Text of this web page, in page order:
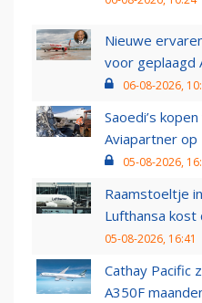
Nieuwe
voor geplaagd
06-08-2026,
Saoedi’s
Aviapartner op
05-08-2026,
Raamstoeltje
Lufthansa
05-08-2026, 16:41
Cathay Pacific
A350F